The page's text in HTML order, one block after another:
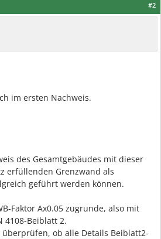
#2
im ersten Nachweis.
des Gesamtgebäudes mit dieser
erfüllenden Grenzwand als
geführt werden können.
Faktor Ax0.05 zugrunde, also mit
4108-Beiblatt 2.
ob alle Details Beiblatt2-